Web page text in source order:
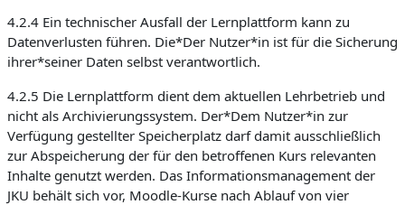
4.2.4 Ein technischer Ausfall der Lernplattform kann zu
Datenverlusten führen. Die*Der Nutzer*in ist für die Sicherung
ihrer*seiner Daten selbst verantwortlich.
4.2.5 Die Lernplattform dient dem aktuellen Lehrbetrieb und
nicht als Archivierungssystem. Der*Dem Nutzer*in zur
Verfügung gestellter Speicherplatz darf damit ausschließlich
zur Abspeicherung der für den betroffenen Kurs relevanten
Inhalte genutzt werden. Das Informationsmanagement der
JKU behält sich vor, Moodle-Kurse nach Ablauf von vier